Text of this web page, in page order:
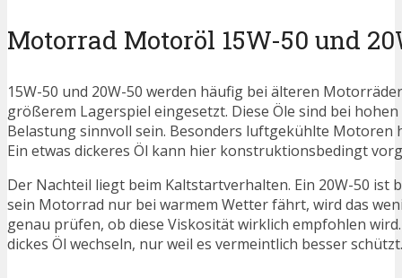
Motorrad Motoröl 15W-50 und
15W-50 und 20W-50 werden häufig bei älteren
größerem Lagerspiel eingesetzt. Diese Öle sind bei
Belastung sinnvoll sein. Besonders luftgekühlte
Ein etwas dickeres Öl kann hier konstruktionsbedingt
Der Nachteil liegt beim Kaltstartverhalten. Ein 20W-50 ist
sein Motorrad nur bei warmem Wetter fährt, wird das
genau prüfen, ob diese Viskosität wirklich empfohlen
dickes Öl wechseln, nur weil es vermeintlich besser schützt.